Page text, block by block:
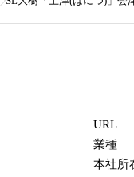
URL
業種
本社所